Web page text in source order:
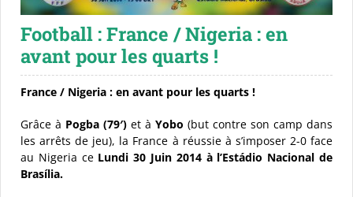
Événements sportifs
Guides parieur débutant
Actualité
Football : France / Nigeria : en
avant pour les quarts !
France / Nigeria : en avant pour les quarts !
Grâce à Pogba (79′) et à Yobo (but contre son camp dans
les arrêts de jeu), la France à réussie à s’imposer 2-0 face
au Nigeria ce Lundi 30 Juin 2014 à l’Estádio Nacional de
Brasília.